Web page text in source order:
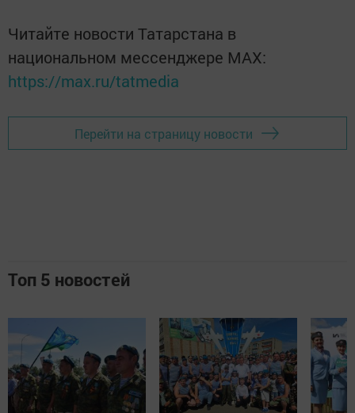
Читайте новости Татарстана в
национальном мессенджере MАХ:
https://max.ru/tatmedia
Перейти на страницу новости
Топ 5 новостей